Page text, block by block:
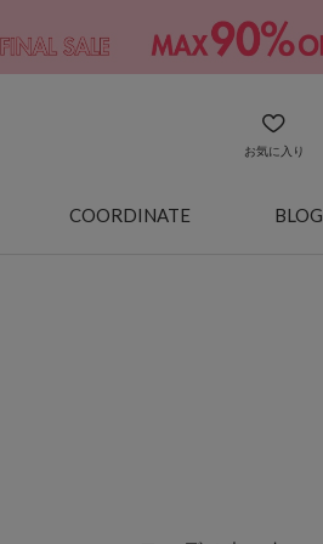
お気に入り
COORDINATE BLOG